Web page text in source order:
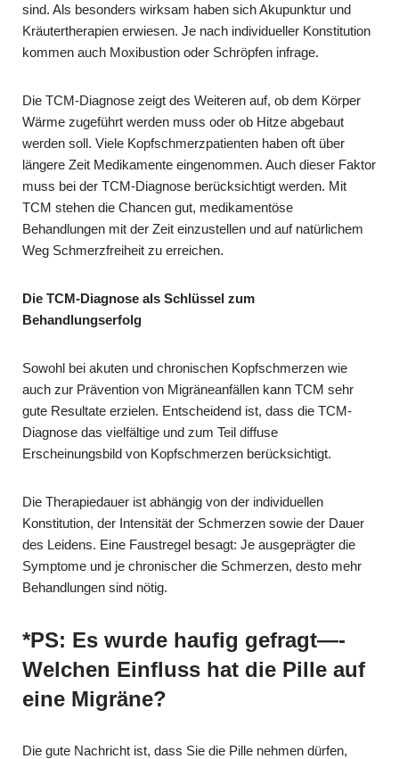
sind. Als besonders wirksam haben sich Akupunktur und
Kräutertherapien erwiesen. Je nach individueller Konstitution
kommen auch Moxibustion oder Schröpfen infrage.
Die TCM-Diagnose zeigt des Weiteren auf, ob dem Körper
Wärme zugeführt werden muss oder ob Hitze abgebaut
werden soll. Viele Kopfschmerzpatienten haben oft über
längere Zeit Medikamente eingenommen. Auch dieser Faktor
muss bei der TCM-Diagnose berücksichtigt werden. Mit
TCM stehen die Chancen gut, medikamentöse
Behandlungen mit der Zeit einzustellen und auf natürlichem
Weg Schmerzfreiheit zu erreichen.
Die TCM-Diagnose als Schlüssel zum
Behandlungserfolg
Sowohl bei akuten und chronischen Kopfschmerzen wie
auch zur Prävention von Migräneanfällen kann TCM sehr
gute Resultate erzielen. Entscheidend ist, dass die TCM-
Diagnose das vielfältige und zum Teil diffuse
Erscheinungsbild von Kopfschmerzen berücksichtigt.
Die Therapiedauer ist abhängig von der individuellen
Konstitution, der Intensität der Schmerzen sowie der Dauer
des Leidens. Eine Faustregel besagt: Je ausgeprägter die
Symptome und je chronischer die Schmerzen, desto mehr
Behandlungen sind nötig.
*PS: Es wurde haufig gefragt—-
Welchen Einfluss hat die Pille auf
eine Migräne?
Die gute Nachricht ist, dass Sie die Pille nehmen dürfen,